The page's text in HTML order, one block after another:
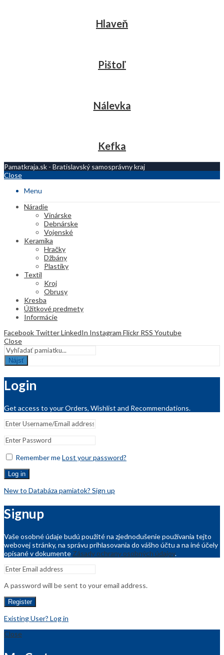
Hlaveň
Pištoľ
Nálevka
Kefka
Pamatkraja.sk - Bratislavský samosprávny kraj
Close
Menu
Náradie
Vinárske
Debnárske
Vojenské
Keramika
Hračky
Džbány
Plastiky
Textil
Kroj
Obrusy
Kresba
Úžitkové predmety
Informácie
Facebook TwitterLinkedIn Instagram Flickr RSS Youtube
Close
Nájsť
Login
Get access to your Orders, Wishlist and Recommendations.
Remember meLost your password?
Log in
New to Databáza pamiatok? Sign up
Signup
Vaše osobné údaje budú použité na zjednodušenie používania tejto
webovej stránky, na správu prihlasovania do vášho účtu a na iné účely
opísané v dokumente Zásady ochrany osobných údajov.
A password will be sent to your email address.
Register
Existing User? Log in
Close